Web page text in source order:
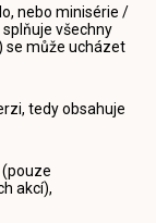
nebo minisérie /
všechny
se může ucházet
tedy obsahuje
akcí),